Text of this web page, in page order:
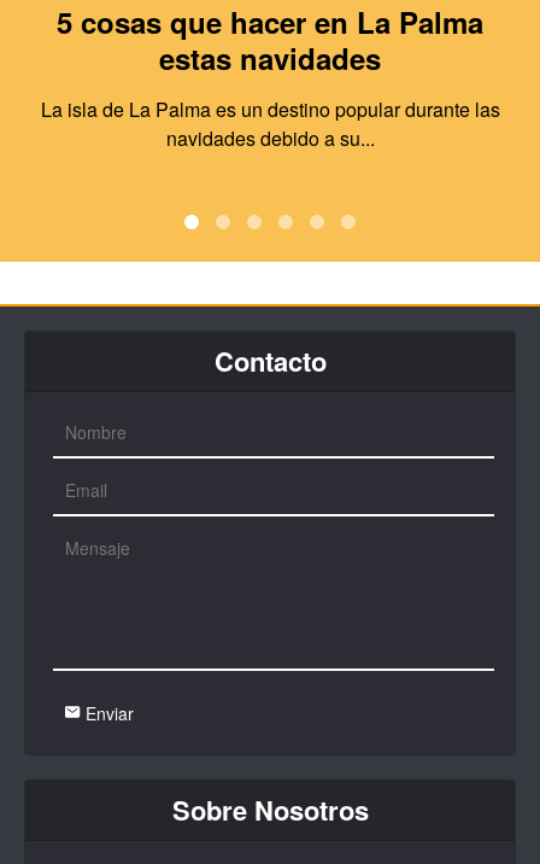
5 cosas que hacer en La Palma
estas navidades
La isla de La Palma es un destino popular durante las
navidades debido a su...
Contacto
Enviar
Sobre Nosotros